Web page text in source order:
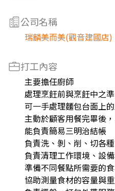
公司名稱
瑞麟美而美(觀音建國店)
打工內容
主要擔任廚師
處理烹飪前與烹飪中之
可一手處理麵包台面上
主動於顧客用餐完畢後
能負責簡易三明治結帳
負責洗、剝、削、切各
負責清理工作環境、設
準備不同餐點所需要的食
協助測量食材的容量與重